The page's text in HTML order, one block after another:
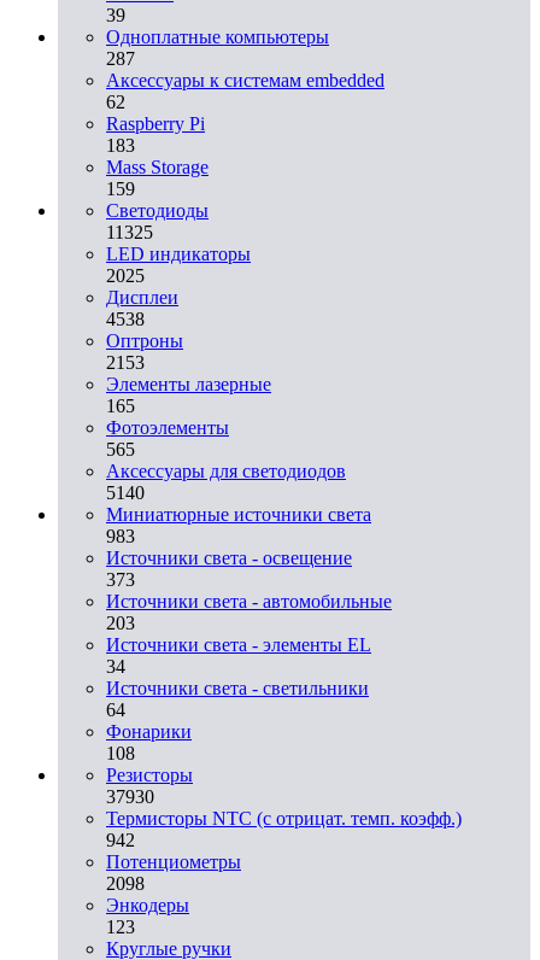
39
Одноплатные компьютеры
287
Аксессуары к системам embedded
62
Raspberry Pi
183
Mass Storage
159
Светодиоды
11325
LED индикаторы
2025
Дисплеи
4538
Оптроны
2153
Элементы лазерные
165
Фотоэлементы
565
Аксессуары для светодиодов
5140
Миниатюрные источники света
983
Источники света - освещение
373
Источники света - автомобильные
203
Источники света - элементы EL
34
Источники света - светильники
64
Фонарики
108
Резисторы
37930
Термисторы NTC (с отрицат. темп. коэфф.)
942
Потенциометры
2098
Энкодеры
123
Круглые ручки